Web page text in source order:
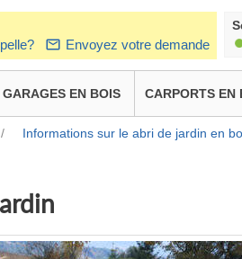
Envoyez votre demande
GARAGES EN BOIS CARPORTS EN
/ Informations sur le abri de jardin en